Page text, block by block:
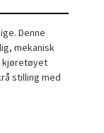
Denne
mekanisk
kjøretøyet
stilling med